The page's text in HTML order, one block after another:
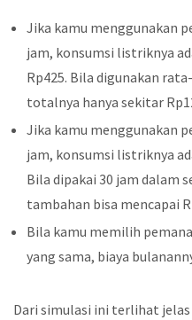
Jika kamu menggunakan
jam, konsumsi listriknya
Rp425. Bila digunakan
totalnya hanya sekitar
Jika kamu menggunakan
jam, konsumsi listriknya
Bila dipakai 30 jam dalam
tambahan bisa mencapai
Bila kamu memilih
yang sama, biaya
Dari simulasi ini terlihat